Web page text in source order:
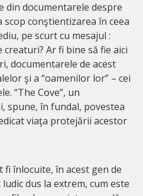
din documentarele despre
scop conştientizarea în ceea
pe scurt cu mesajul :
creaturi? Ar fi bine să fie aici
documentarele de acest
şi a “oamenilor lor” – cei
“The Cove”, un
spune, în fundal, povestea
viaţa protejării acestor
fi înlocuite, în acest gen de
dus la extrem, cum este